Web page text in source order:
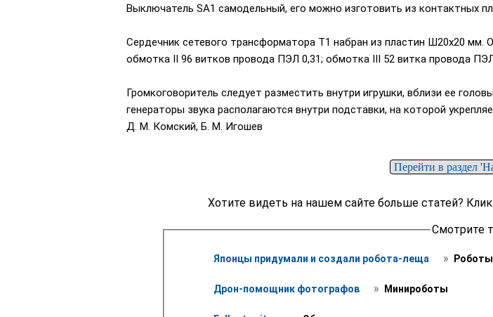
Выключатель SA1 самодельный, его можно изготовить из контактных
Сердечник сетевого трансформатора Т1 набран из пластин Ш20x20
обмотка II 96 витков провода ПЭЛ 0,31; обмотка III 52 витка провода
Громкоговоритель следует разместить внутри игрушки, вблизи ее
генераторы звука располагаются внутри подставки, на которой
Д. М. Комский, Б. М. Игошев
Перейти в раздел
Хотите видеть на нашем сайте больше статей?
Смотрите
Японцы придумали и создали робота-леща »
Дрон-помощник фотографов » Минироботы